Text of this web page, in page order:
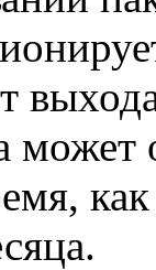
может